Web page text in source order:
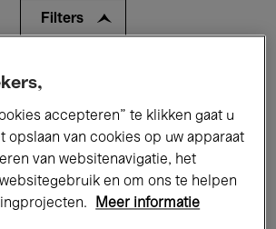
Filters
Films
Lezingen & Debatten
Muziek Global Music
accepteren” te klikken gaat u
opslaan van cookies op uw apparaat
van websitenavigatie, het
en om ons te helpen
Meer informatie